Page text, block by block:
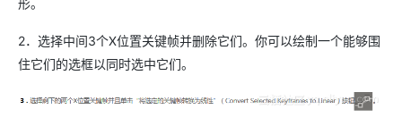
形。
2．选择中间3个X位置关键帧并删除它们。你可以绘制一个能够围
住它们的选框以同时选中它们。